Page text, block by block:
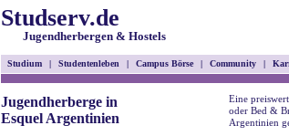
Studserv.de
Jugendherbergen & Hostels
Studium | Studentenleben | Campus Börse | Community |
Jugendherberge in
Esquel Argentinien
Eine
oder Bed &
Argentinien